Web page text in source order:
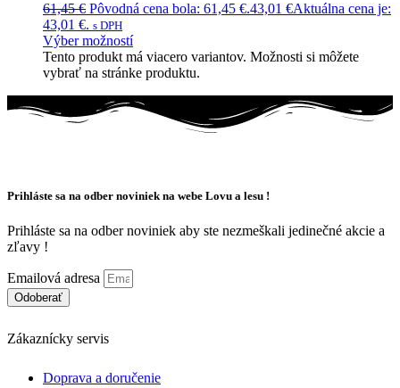
61,45€ Pôvodná cena bola: 61,45 €.43,01 €Aktuálna cena je:
43,01 €. s DPH
Výber možností
Tento produkt má viacero variantov. Možnosti si môžete
vybrať na stránke produktu.
Prihláste sa na odber noviniek na webe Lovu a lesu !
Prihláste sa na odber noviniek aby ste nezmeškali jedinečné akcie a
zľavy !
Emailová adresa
Odoberať
Zákaznícky servis
Doprava a doručenie